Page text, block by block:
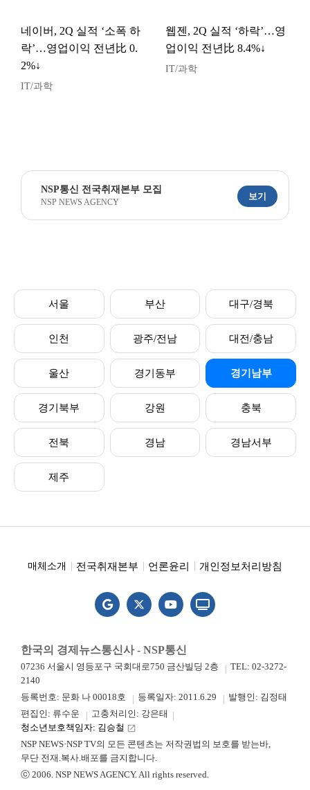
네이버, 2Q 실적 ‘소폭 하
락’…영업이익 전년比 0.
2%↓
IT/과학
웹젠, 2Q 실적 ‘하락’…영
업이익 전년比 8.4%↓
IT/과학
NSP통신 전국취재본부 모집
NSP NEWS AGENCY
보기
서울 부산 대구/경북
인천 광주/전남 대전/충남
울산 경기동부 경기남부
경기북부 강원 충북
전북 경남 경남서부
제주
매체소개 전국취재본부 언론윤리 개인정보처리방침
한국의 경제뉴스통신사 - NSP통신
07236 서울시 영등포구 국회대로750 금산빌딩 2층
TEL: 02-3272-
2140
등록번호: 문화 나 00018호
등록일자: 2011.6.29
발행인: 김정태
편집인: 류수운
고충처리인: 강은태
청소년보호책임자: 김승철 launch
NSP NEWS·NSP TV의 모든 콘텐츠는 저작권법의 보호를 받는바,
무단 전재.복사.배포를 금지합니다.
ⓒ 2006. NSP NEWS AGENCY. All rights reserved.